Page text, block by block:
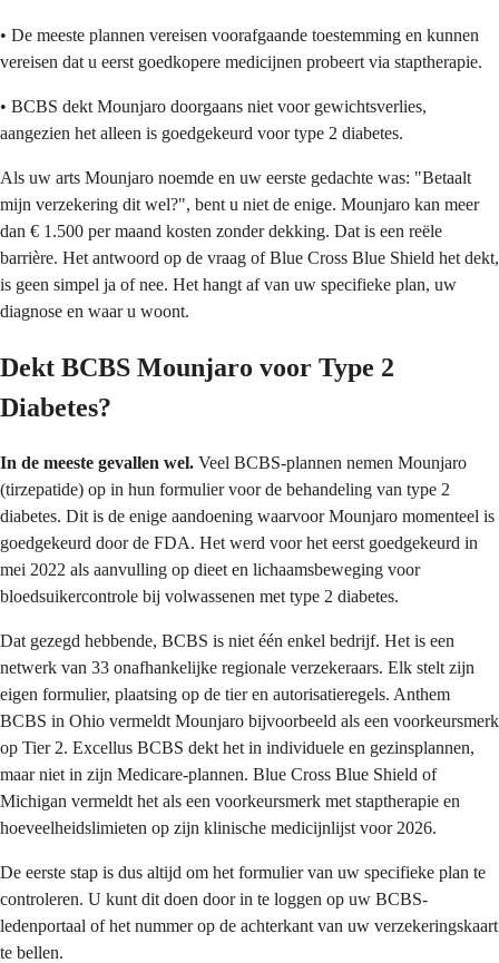
• De meeste plannen vereisen voorafgaande toestemming en kunnen
vereisen dat u eerst goedkopere medicijnen probeert via staptherapie.
• BCBS dekt Mounjaro doorgaans niet voor gewichtsverlies,
aangezien het alleen is goedgekeurd voor type 2 diabetes.
Als uw arts Mounjaro noemde en uw eerste gedachte was: "Betaalt
mijn verzekering dit wel?", bent u niet de enige. Mounjaro kan meer
dan € 1.500 per maand kosten zonder dekking. Dat is een reële
barrière. Het antwoord op de vraag of Blue Cross Blue Shield het dekt,
is geen simpel ja of nee. Het hangt af van uw specifieke plan, uw
diagnose en waar u woont.
Dekt BCBS Mounjaro voor Type 2
Diabetes?
In de meeste gevallen wel. Veel BCBS-plannen nemen Mounjaro
(tirzepatide) op in hun formulier voor de behandeling van type 2
diabetes. Dit is de enige aandoening waarvoor Mounjaro momenteel is
goedgekeurd door de FDA. Het werd voor het eerst goedgekeurd in
mei 2022 als aanvulling op dieet en lichaamsbeweging voor
bloedsuikercontrole bij volwassenen met type 2 diabetes.
Dat gezegd hebbende, BCBS is niet één enkel bedrijf. Het is een
netwerk van 33 onafhankelijke regionale verzekeraars. Elk stelt zijn
eigen formulier, plaatsing op de tier en autorisatieregels. Anthem
BCBS in Ohio vermeldt Mounjaro bijvoorbeeld als een voorkeursmerk
op Tier 2. Excellus BCBS dekt het in individuele en gezinsplannen,
maar niet in zijn Medicare-plannen. Blue Cross Blue Shield of
Michigan vermeldt het als een voorkeursmerk met staptherapie en
hoeveelheidslimieten op zijn klinische medicijnlijst voor 2026.
De eerste stap is dus altijd om het formulier van uw specifieke plan te
controleren. U kunt dit doen door in te loggen op uw BCBS-
ledenportaal of het nummer op de achterkant van uw verzekeringskaart
te bellen.